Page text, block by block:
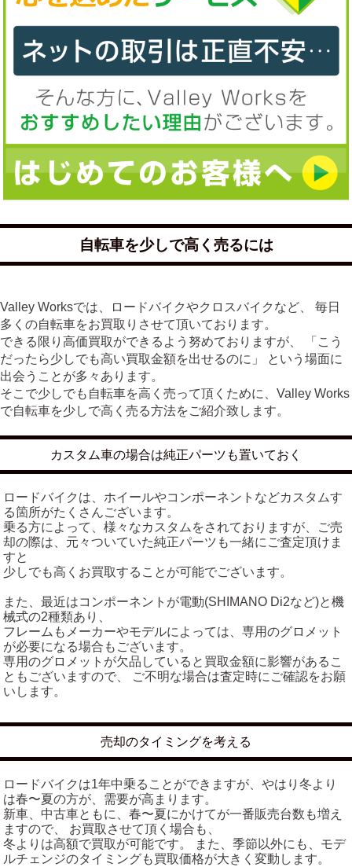
自転車を少しで高く売るには
Valley Worksでは、ロードバイクやクロスバイクなど、 毎日
多くの自転車をお買取りさせて頂いております。
できる限り高価買取ができるよう努めておりますが、 「こう
だったら少しでも高い買取金額を出せるのに」 という場面に
出会うことが多々あります。
そこで少しでも自転車を高く売って頂くために、Valley Works
で自転車を少しで高く売る方法をご紹介致します。
カスタム車の場合は純正パーツも置いておく
ロードバイクは、ホイールやコンポーネントなどカスタムす
る箇所がたくさんございます。
乗る方によって、様々なカスタムをされておりますが、ご売
却の際は、元々ついていた純正パーツも一緒にご査定頂けま
すと
少しでも高くお買取することが可能でございます。
また、最近はコンポーネントが電動(SHIMANO Di2など)と機
械式の2種類あり、
フレームもメーカーやモデルによっては、専用のグロメット
が必要になる場合もございます。
専用のグロメットが欠品していると買取金額に影響があるこ
ともございますので、 ご不明な場合は査定時にご確認をお願
いします。
売却のタイミングを考える
ロードバイクは1年中乗ることができますが、やはり冬より
は春〜夏の方が、需要が高まります。
新車、中古車ともに、春〜夏にかけてが一番販売台数も増え
ますので、 お買取させて頂く場合も、
冬よりは高額で買取が可能です。 また、季節以外にも、モデ
ルチェンジのタイミングも買取価格が大きく変動します。